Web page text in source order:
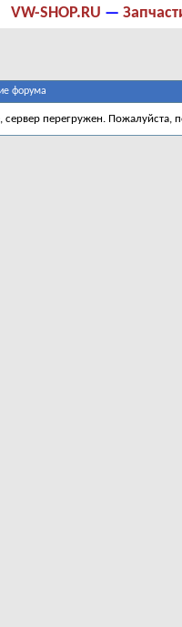
VW-SHOP.RU —
форума
сервер перегружен. Пожалуйста,